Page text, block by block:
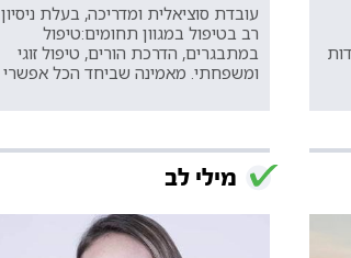
עובדת סוציאלית ומדריכה, בעלת ניסיון
רב בטיפול במגוון תחומים:טיפול
במתבגרים, הדרכת הורים, טיפול זוגי
ומשפחתי. מאמינה שביחד הכל אפשרי
מילי לב